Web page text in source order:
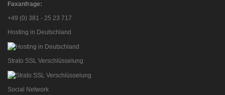
Faxanfrage:
+49 (0) 381 - 25 23 717
Hosting in Deutschland
Strato SSL Verschlüsselung
Social Network